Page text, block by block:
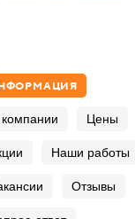
Цены
Наши работы
Отзывы